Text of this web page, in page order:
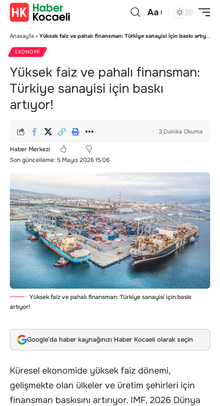
Aa
Anasayfa » Yüksek faiz ve pahalı finansman: Türkiye sanayisi için baskı artıyor!
EKONOMI
Yüksek faiz ve pahalı finansman:
Türkiye sanayisi için baskı
artıyor!
Son güncelleme: 5 Mayıs 2026 15:06
Haber Merkezi
3 Dakika Okuma
Yüksek faiz ve pahalı finansman: Türkiye sanayisi için baskı
artıyor!
Google'da haber kaynağınızı Haber Kocaeli olarak seçin
Küresel ekonomide yüksek faiz dönemi,
gelişmekte olan ülkeler ve üretim şehirleri için
finansman baskısını artırıyor. IMF, 2026 Dünya